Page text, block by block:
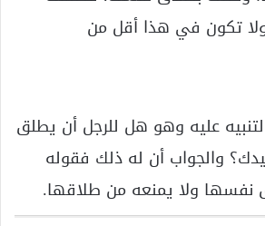
تكون في هذا أقل من
عليه وهو هل للرجل أن يطلق
والجواب أن له ذلك فقوله
نفسها ولا يمنعه من طلاقها.